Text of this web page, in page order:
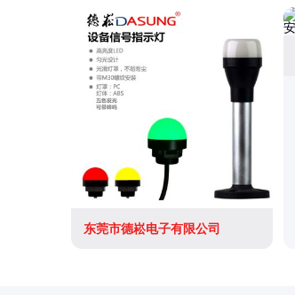
东莞市德崧电子有限公司